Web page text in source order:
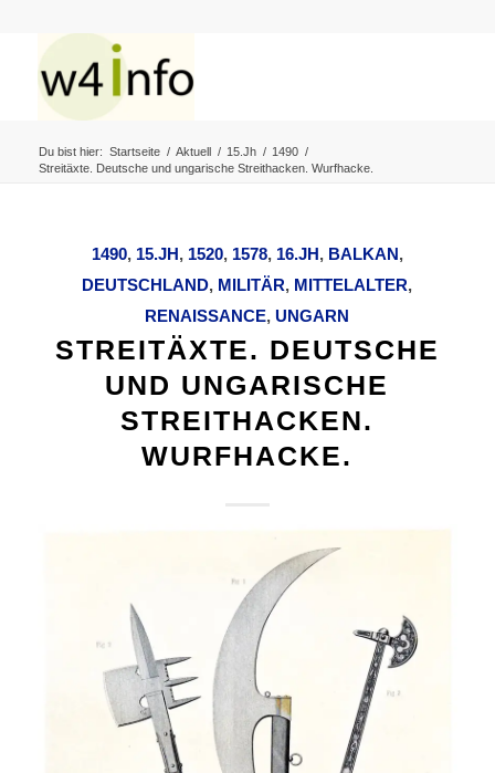
Du bist hier: Startseite / Aktuell / 15.Jh / 1490 /
Streitäxte. Deutsche und ungarische Streithacken. Wurfhacke.
1490, 15.JH, 1520, 1578, 16.JH, BALKAN,
DEUTSCHLAND, MILITÄR, MITTELALTER,
RENAISSANCE,UNGARN
STREITÄXTE. DEUTSCHE
UND UNGARISCHE
STREITHACKEN.
WURFHACKE.